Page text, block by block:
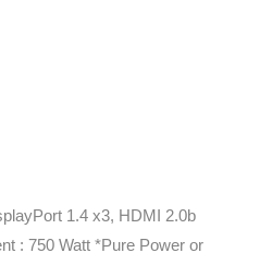
1.4 x3, HDMI 2.0b
: 750 Watt *Pure Power or